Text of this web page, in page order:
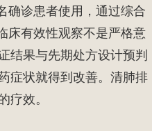
确诊患者使用，通过综合
床有效性观察不是严格意
结果与先期处方设计预判
症状就得到改善。清肺排
疗效。